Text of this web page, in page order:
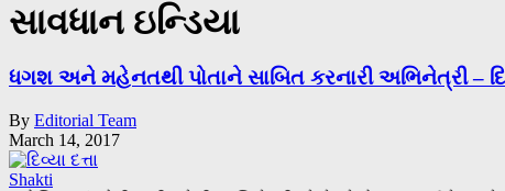
સાવધાન ઇન્ડિયા
ધગશ અને મહેનતથી પોતાને સાબિત કરનારી અભિનેત્રી –
By Editorial Team
March 14, 2017
Shakti